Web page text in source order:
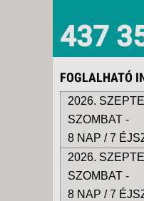
437
FOGLALHATÓ
2026.
SZOMBAT -
8 NAP / 7
2026.
SZOMBAT -
8 NAP / 7